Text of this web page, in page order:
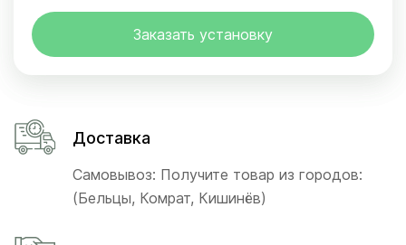
Заказать установку
Доставка
Самовывоз: Получите товар из городов:
(Бельцы, Комрат, Кишинёв)